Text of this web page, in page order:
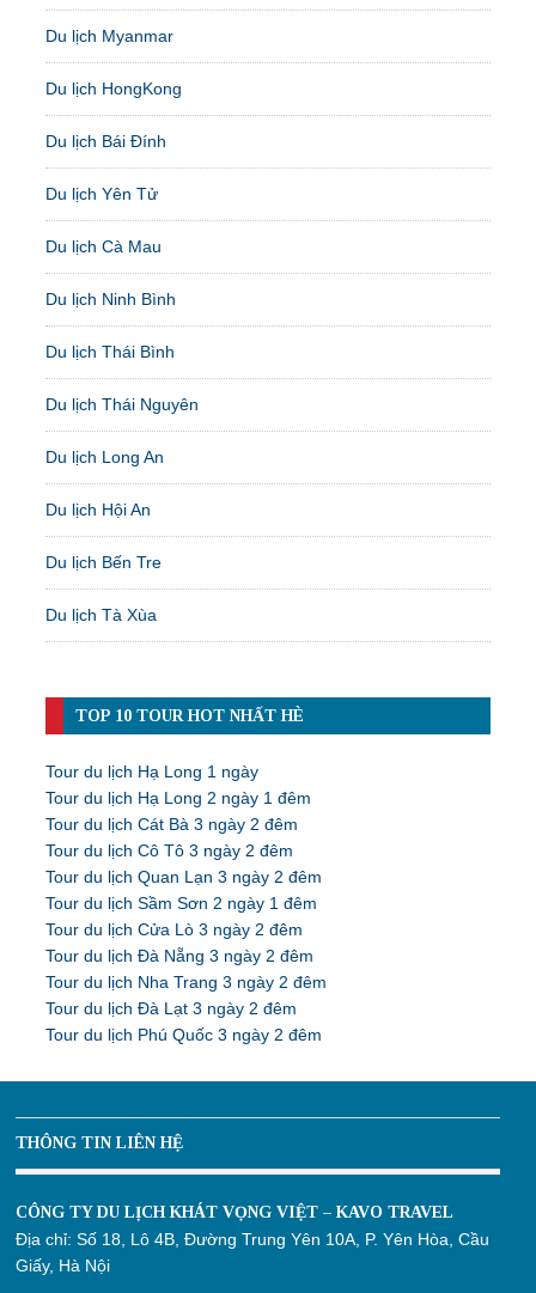
Du lịch Myanmar
Du lịch HongKong
Du lịch Bái Đính
Du lịch Yên Tử
Du lịch Cà Mau
Du lịch Ninh Bình
Du lịch Thái Bình
Du lịch Thái Nguyên
Du lịch Long An
Du lịch Hội An
Du lịch Bến Tre
Du lịch Tà Xùa
TOP 10 TOUR HOT NHẤT HÈ
Tour du lịch Hạ Long 1 ngày
Tour du lịch Hạ Long 2 ngày 1 đêm
Tour du lịch Cát Bà 3 ngày 2 đêm
Tour du lịch Cô Tô 3 ngày 2 đêm
Tour du lịch Quan Lạn 3 ngày 2 đêm
Tour du lịch Sầm Sơn 2 ngày 1 đêm
Tour du lịch Cửa Lò 3 ngày 2 đêm
Tour du lịch Đà Nẵng 3 ngày 2 đêm
Tour du lịch Nha Trang 3 ngày 2 đêm
Tour du lịch Đà Lạt 3 ngày 2 đêm
Tour du lịch Phú Quốc 3 ngày 2 đêm
THÔNG TIN LIÊN HỆ
CÔNG TY DU LỊCH KHÁT VỌNG VIỆT – KAVO TRAVEL
Địa chỉ:Số 18, Lô 4B, Đường Trung Yên 10A, P. Yên Hòa, Cầu
Giấy, Hà Nội